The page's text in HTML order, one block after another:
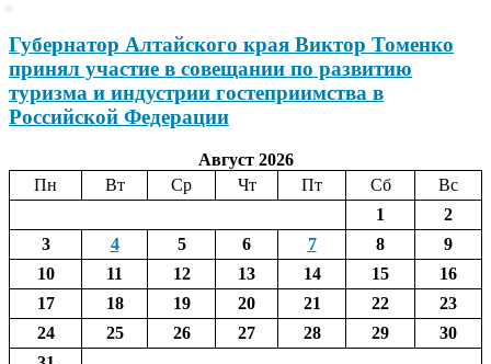
Губернатор Алтайского края Виктор Томенко
принял участие в совещании по развитию
туризма и индустрии гостеприимства в
Российской Федерации
Август 2026
Пн
Вт Ср Чт Пт Сб
Вс
1
2
3
4 5 6 7 8
9
10
11 12 13 14 15
16
17
18 19 20 21 22
23
24
25 26 27 28 29
30